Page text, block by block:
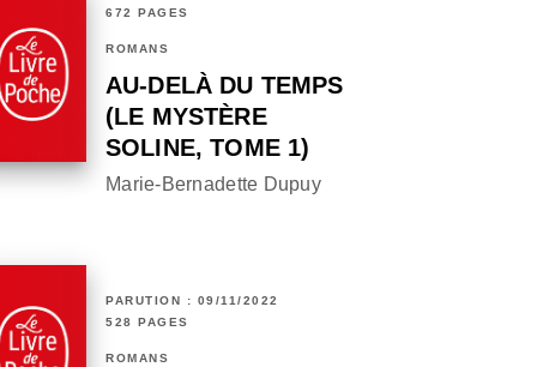
672 PAGES
ROMANS
AU-DELÀ DU TEMPS
(LE MYSTÈRE
SOLINE, TOME 1)
Marie-Bernadette Dupuy
PARUTION : 09/11/2022
528 PAGES
ROMANS